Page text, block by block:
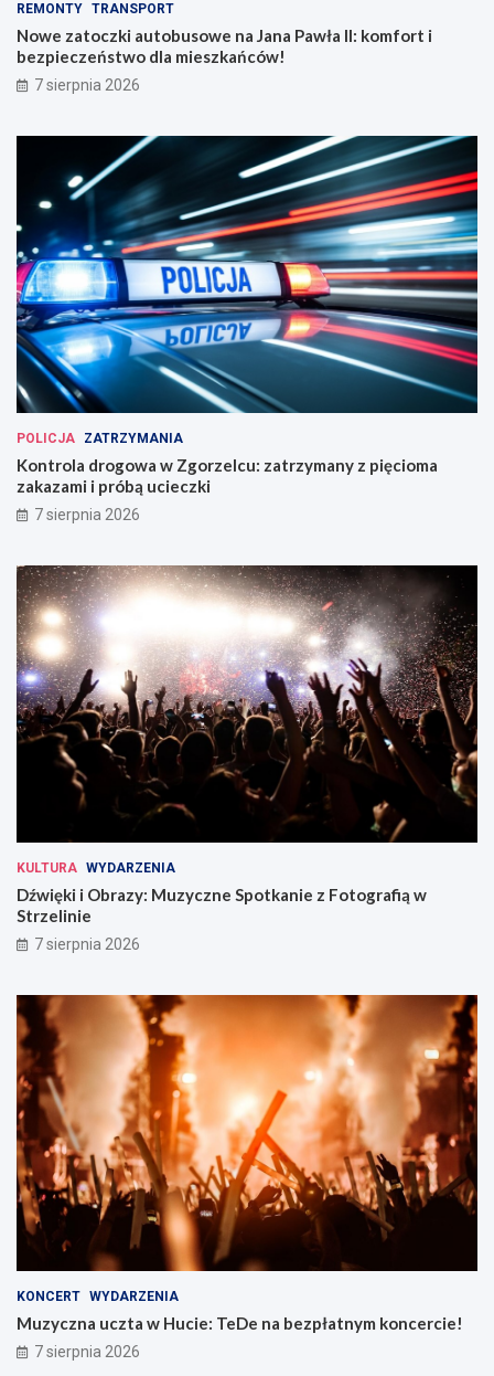
REMONTY TRANSPORT
Nowe zatoczki autobusowe na Jana Pawła II: komfort i
bezpieczeństwo dla mieszkańców!
7 sierpnia 2026
POLICJA ZATRZYMANIA
Kontrola drogowa w Zgorzelcu: zatrzymany z pięcioma
zakazami i próbą ucieczki
7 sierpnia 2026
KULTURA WYDARZENIA
Dźwięki i Obrazy: Muzyczne Spotkanie z Fotografią w
Strzelinie
7 sierpnia 2026
KONCERT WYDARZENIA
Muzyczna uczta w Hucie: TeDe na bezpłatnym koncercie!
7 sierpnia 2026